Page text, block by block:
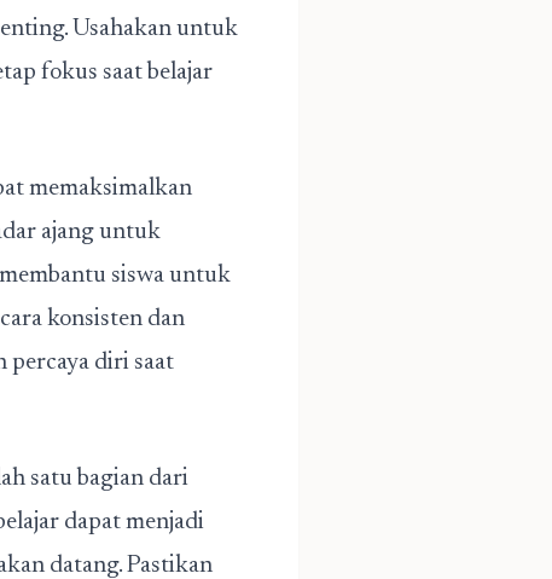
Usahakan untuk
fokus saat belajar
memaksimalkan
ajang untuk
siswa untuk
konsisten dan
percaya diri saat
satu bagian dari
dapat menjadi
datang. Pastikan